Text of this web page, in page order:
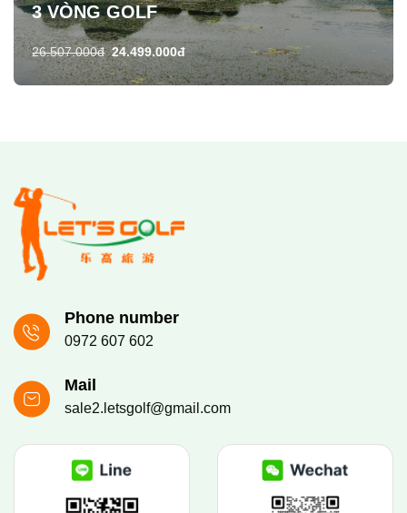
3 VÒNG GOLF
26.507.000đ 24.499.000đ
Phone number
0972 607 602
Mail
sale2.letsgolf@gmail.com